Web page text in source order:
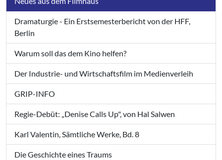
Dramaturgie - Ein Erstsemesterbericht von der HFF,
Berlin
Warum soll das dem Kino helfen?
Der Industrie- und Wirtschaftsfilm im Medienverleih
GRIP-INFO
Regie-Debüt: „Denise Calls Up", von Hal Salwen
Karl Valentin, Sämtliche Werke, Bd. 8
Die Geschichte eines Traums